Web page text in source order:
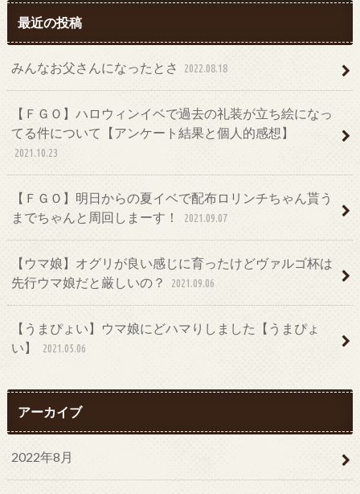
最近の投稿
みんなお父さんになったとさ 2022.08.18
【ＦＧＯ】ハロウィンイベで過去の礼装が立ち絵になっ
てる件について【アンケート結果と個人的感想】
2021.10.23
【ＦＧＯ】明日からの夏イベで配布ロリンチちゃん貰う
までちゃんと周回しまーす！
2021.09.07
【ウマ娘】オグリが良い感じに育ったけどヴァルゴ杯は
先行ウマ娘だと厳しいの？
2021.09.06
【うまぴょい】ウマ娘にどハマりしました【うまぴょ
い】
2021.05.06
アーカイブ
2022年8月